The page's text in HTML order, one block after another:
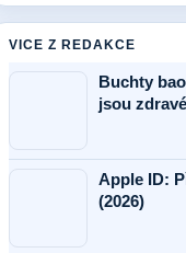
VICE Z REDAKCE
Buchty
jsou zdravé
Apple ID:
(2026)